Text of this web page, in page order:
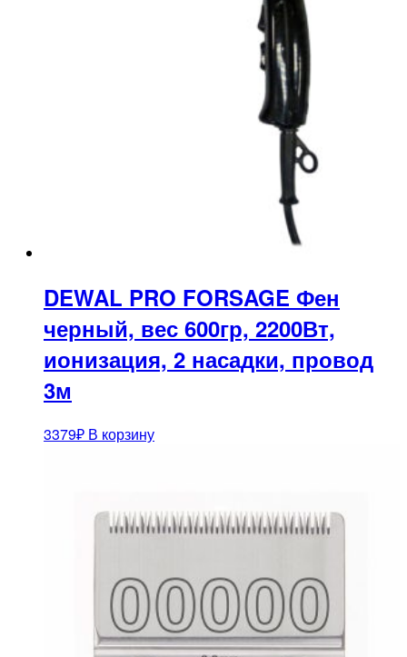
DEWAL PRO FORSAGE Фен
черный, вес 600гр, 2200Вт,
ионизация, 2 насадки, провод
3м
3379₽ В корзину